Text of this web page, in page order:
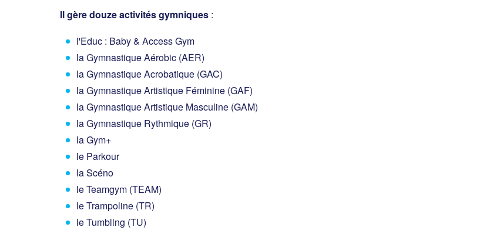
Il gère douze activités gymniques :
l'Educ : Baby & Access Gym
la Gymnastique Aérobic (AER)
la Gymnastique Acrobatique (GAC)
la Gymnastique Artistique Féminine (GAF)
la Gymnastique Artistique Masculine (GAM)
la Gymnastique Rythmique (GR)
la Gym+
le Parkour
la Scéno
le Teamgym (TEAM)
le Trampoline (TR)
le Tumbling (TU)